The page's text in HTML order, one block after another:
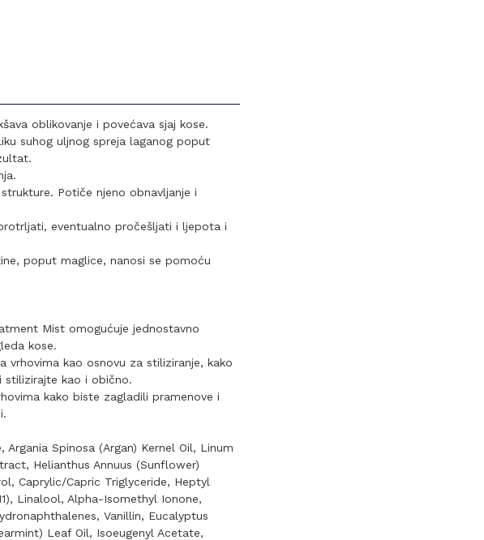
oblikovanje i povećava sjaj kose.
suhog uljnog spreja laganog poput
Potiče njeno obnavljanje i
eventualno pročešljati i ljepota i
poput maglice, nanosi se pomoću
Mist omogućuje jednostavno
kose.
vrhovima kao osnovu za stiliziranje, kako
stilizirajte kao i obično.
kako biste zagladili pramenove i
Spinosa (Argan) Kernel Oil, Linum
Helianthus Annuus (Sunflower)
Caprylic/Capric Triglyceride, Heptyl
Linalool, Alpha-Isomethyl Ionone,
Vanillin, Eucalyptus
Leaf Oil, Isoeugenyl Acetate,